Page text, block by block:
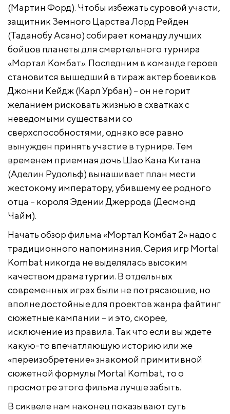
(Мартин Форд). Чтобы избежать суровой участи,
защитник Земного Царства Лорд Рейден
(Таданобу Асано) собирает команду лучших
бойцов планеты для смертельного турнира
«Мортал Комбат». Последним в команде героев
становится вышедший в тираж актер боевиков
Джонни Кейдж (Карл Урбан) – он не горит
желанием рисковать жизнью в схватках с
неведомыми существами со
сверхспособностями, однако все равно
вынужден принять участие в турнире. Тем
временем приемная дочь Шао Кана Китана
(Аделин Рудольф) вынашивает план мести
жестокому императору, убившему ее родного
отца – короля Эдении Джеррода (Десмонд
Чайм).
Начать обзор фильма «Мортал Комбат 2» надо с
традиционного напоминания. Серия игр Mortal
Kombat никогда не выделялась высоким
качеством драматургии. В отдельных
современных играх были не потрясающие, но
вполне достойные для проектов жанра файтинг
сюжетные кампании – и это, скорее,
исключение из правила. Так что если вы ждете
какую-то впечатляющую историю или же
«переизобретение» знакомой примитивной
сюжетной формулы Mortal Kombat, то о
просмотре этого фильма лучше забыть.
В сиквеле нам наконец показывают суть